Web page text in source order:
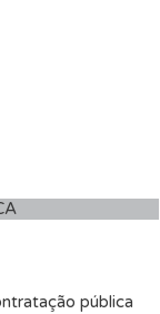
pública